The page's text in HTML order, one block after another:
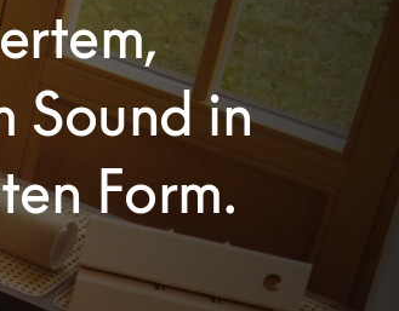
Sound in
Form.